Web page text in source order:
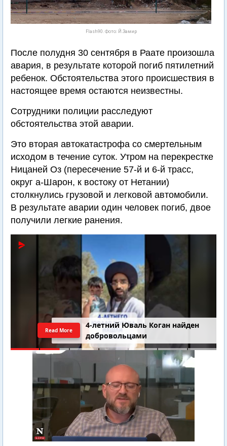
Flash90. Фото: Й.Замир
После полудня 30 сентября в Раате произошла
авария, в результате которой погиб пятилетний
ребенок. Обстоятельства этого происшествия в
настоящее время остаются неизвестны.
Сотрудники полиции расследуют
обстоятельства этой аварии.
Это вторая автокатастрофа со смертельным
исходом в течение суток. Утром на перекрестке
Ницаней Оз (пересечение 57-й и 6-й трасс,
округ а-Шарон, к востоку от Нетании)
столкнулись грузовой и легковой автомобили.
В результате аварии один человек погиб, двое
получили легкие ранения.
4-летний Юваль Коган найден
добровольцами
Read More